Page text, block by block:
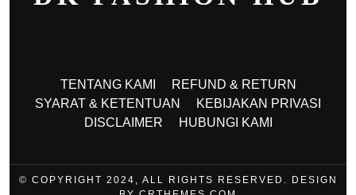
TENTANG KAMI
REFUND & RETURN
SYARAT & KETENTUAN
KEBIJAKAN PRIVASI
DISCLAIMER
HUBUNGI KAMI
© COPYRIGHT 2024, ALL RIGHTS RESERVED. DESIGN